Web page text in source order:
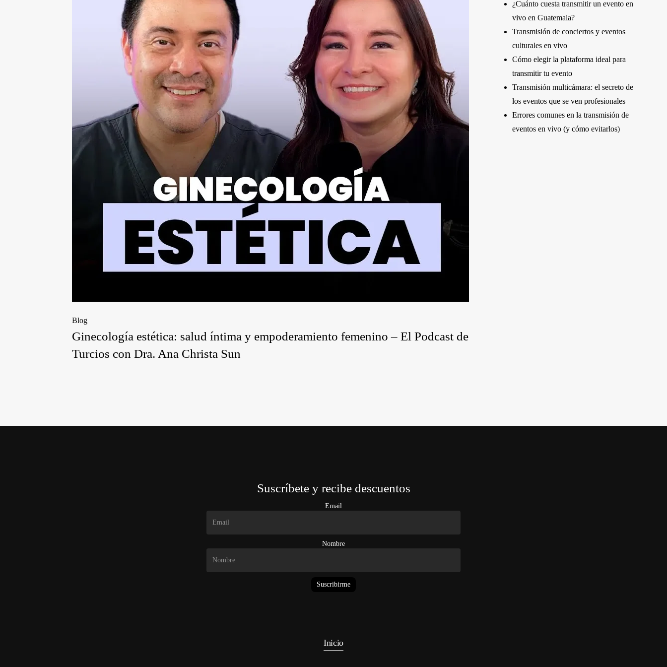
Blog
Ginecología estética: salud íntima y empoderamiento femenino – El Podcast de
Turcios con Dra. Ana Christa Sun
¿Cuánto cuesta transmitir un evento en
vivo en Guatemala?
Transmisión de conciertos y eventos
culturales en vivo
Cómo elegir la plataforma ideal para
transmitir tu evento
Transmisión multicámara: el secreto de
los eventos que se ven profesionales
Errores comunes en la transmisión de
eventos en vivo (y cómo evitarlos)
Suscríbete y recibe descuentos
Email
Nombre
Suscribirme
Inicio